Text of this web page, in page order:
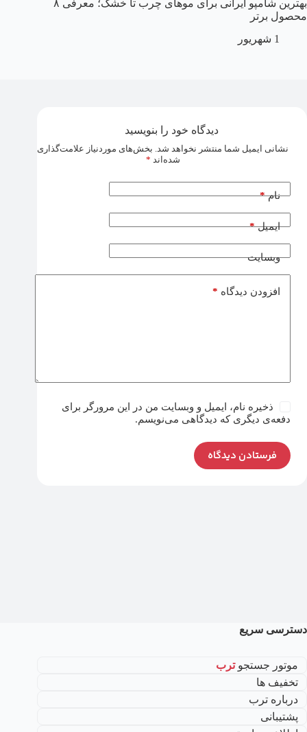
بهترین شامپو ایرانی برای موهای چرب تا خشک؛ معرفی ۸
محصول برتر
1 شهریور
دیدگاه خود را بنویسید
نشانی ایمیل شما منتشر نخواهد شد. بخش‌های موردنیاز علامت‌گذاری
شده‌اند *
نام*
ایمیل*
وبسایت
افزودن دیدگاه *
ذخیره نام، ایمیل و وبسایت من در این مرورگر برای
دفعه‌ی دیگری که دیدگاهی می‌نویسم.
فرستادن دیدگاه
دسترسی سریع
موتور جستجوترب
تخفیف ها
درباره ترب
پشتیبانی